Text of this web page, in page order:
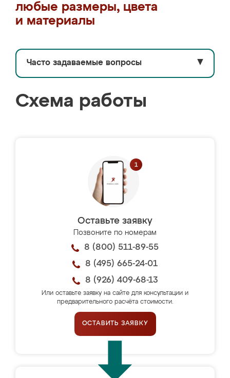
любые размеры, цвета
и материалы
Часто задаваемые вопросы ▼
Схема работы
Оставьте заявку
Позвоните по номерам
8 (800) 511-89-55
8 (495) 665-24-01
8 (926) 409-68-13
Или оставьте заявку на сайте для консультации и
предварительного расчёта стоимости.
ОСТАВИТЬ ЗАЯВКУ